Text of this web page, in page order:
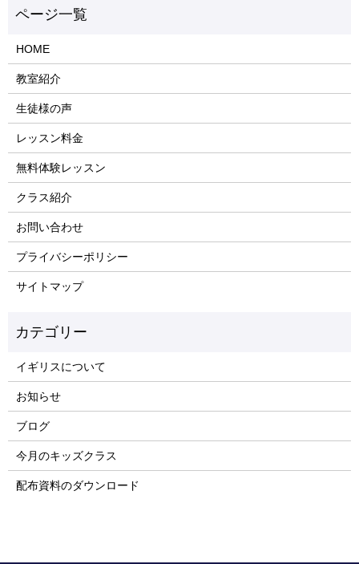
HOME
教室紹介
生徒様の声
レッスン料金
無料体験レッスン
クラス紹介
お問い合わせ
プライバシーポリシー
サイトマップ
イギリスについて
お知らせ
ブログ
今月のキッズクラス
配布資料のダウンロード